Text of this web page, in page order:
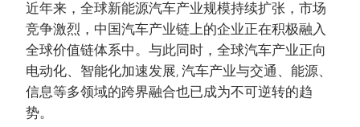
近年来，全球新能源汽车产业规模持续扩张，市场
竞争激烈，中国汽车产业链上的企业正在积极融入
全球价值链体系中。与此同时，全球汽车产业正向
电动化、智能化加速发展, 汽车产业与交通、能源、
信息等多领域的跨界融合也已成为不可逆转的趋
势。